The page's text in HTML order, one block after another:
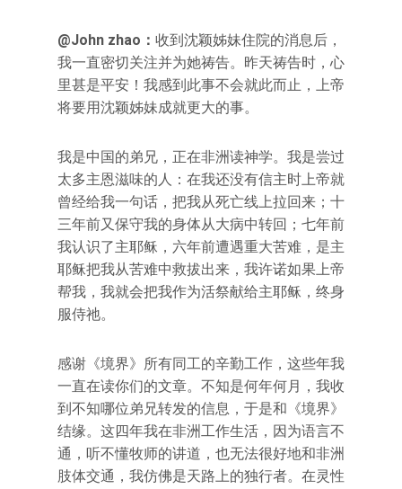
@John zhao： 收到沈颖姊妹住院的消息后，
我一直密切关注并为她祷告。昨天祷告时，心
里甚是平安！我感到此事不会就此而止，上帝
将要用沈颖姊妹成就更大的事。
我是中国的弟兄，正在非洲读神学。我是尝过
太多主恩滋味的人：在我还没有信主时上帝就
曾经给我一句话，把我从死亡线上拉回来；十
三年前又保守我的身体从大病中转回；七年前
我认识了主耶稣，六年前遭遇重大苦难，是主
耶稣把我从苦难中救拔出来，我许诺如果上帝
帮我，我就会把我作为活祭献给主耶稣，终身
服侍祂。
感谢《境界》所有同工的辛勤工作，这些年我
一直在读你们的文章。不知是何年何月，我收
到不知哪位弟兄转发的信息，于是和《境界》
结缘。这四年我在非洲工作生活，因为语言不
通，听不懂牧师的讲道，也无法很好地和非洲
肢体交通，我仿佛是天路上的独行者。在灵性